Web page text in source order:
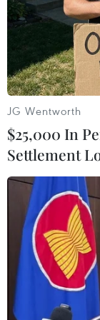
Lào Cai khẩn
kiếm 2 người
07/08/2026 03:04
Thời tiết ngày 7/
và Bắc Trung
về đêm, cục bộ
06/08/2026 23:15
JG Wentworth
$25,000 In
Settlement